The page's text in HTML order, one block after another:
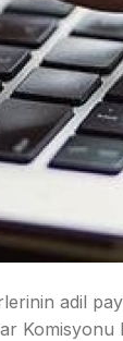
adil pay